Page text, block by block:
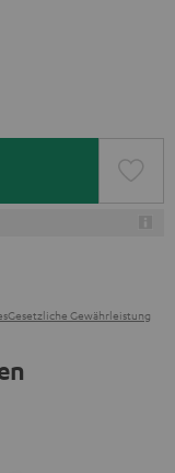
Gesetzliche Gewährleistung